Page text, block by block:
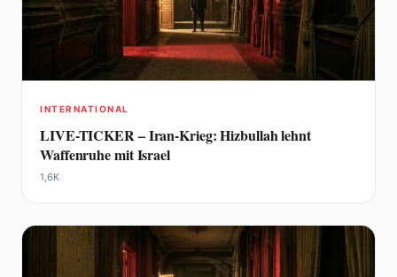
INTERNATIONAL
LIVE-TICKER – Iran-Krieg: Hizbullah lehnt
Waffenruhe mit Israel
1,6K